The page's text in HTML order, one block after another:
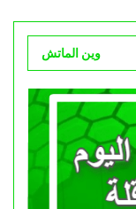
وين الماتش